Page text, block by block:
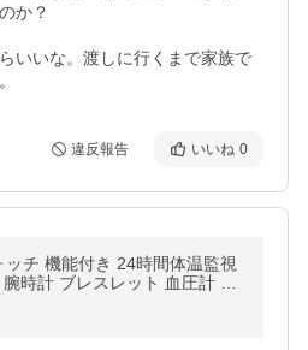
か？
いいな。渡しに行くまで家族で
違反報告 いいね 0
ッチ 機能付き 24時間体温監視
時計 ブレスレット 血圧計 心
本語 説明書 送料無料